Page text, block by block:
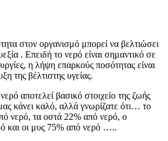
στον οργανισμό μπορεί να βελτιώσει
. Επειδή το νερό είναι σημαντικό σε
η λήψη επαρκούς ποσότητας είναι
της βέλτιστης υγείας.
αποτελεί βασικό στοιχείο της ζωής
κάνει καλό, αλλά γνωρίζατε ότι… το
νερό, τα οστά 22% από νερό, ο
και οι μυς 75% από νερό …..